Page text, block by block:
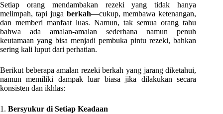
Setiap orang mendambakan rezeki yang tidak hanya
melimpah, tapi juga berkah—cukup, membawa ketenangan,
dan memberi manfaat luas. Namun, tak semua orang tahu
bahwa ada amalan-amalan sederhana namun penuh
keutamaan yang bisa menjadi pembuka pintu rezeki, bahkan
sering kali luput dari perhatian.
Berikut beberapa amalan rezeki berkah yang jarang diketahui,
namun memiliki dampak luar biasa jika dilakukan secara
konsisten dan ikhlas:
1. Bersyukur di Setiap Keadaan